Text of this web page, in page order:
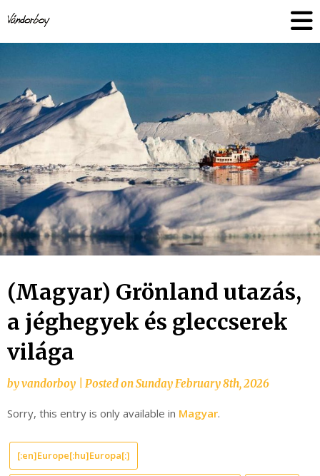
to
content
(Magyar) Grönland utazás,
a jéghegyek és gleccserek
világa
byvandorboy Posted onSunday February 8th, 2026
Sorry, this entry is only available in Magyar.
[:en]Europe[:hu]Europa[:]